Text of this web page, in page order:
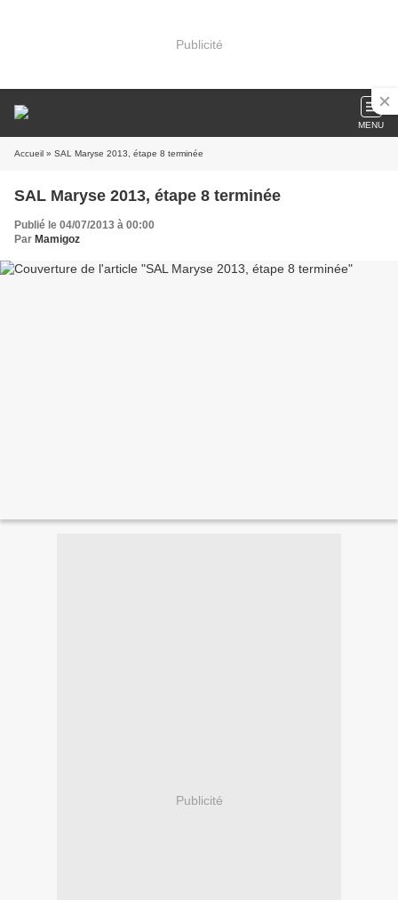
Publicité
MENU
Accueil » SAL Maryse 2013, étape 8 terminée
SAL Maryse 2013, étape 8 terminée
Publié le 04/07/2013 à 00:00
Par Mamigoz
Publicité